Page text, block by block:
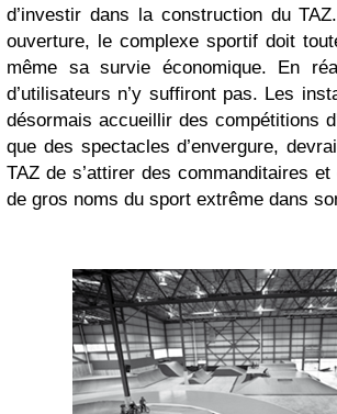
d’investir dans la construction du
ouverture, le complexe sportif doit
même sa survie économique. En
d’utilisateurs n’y suffiront pas. Les
désormais accueillir des compétitions
que des spectacles d’envergure,
TAZ de s’attirer des commanditaires
de gros noms du sport extrême dans